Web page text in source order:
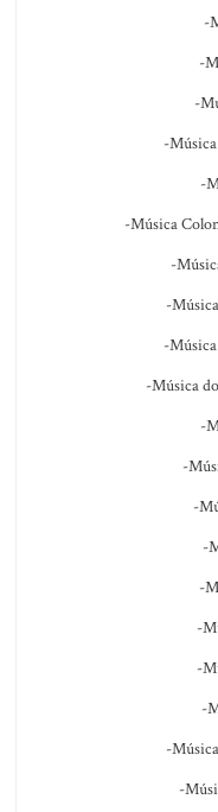
-
-
-
-
-
-Música
-
-
-
-Música
-
-
-
-
-
-
-
-
-
-